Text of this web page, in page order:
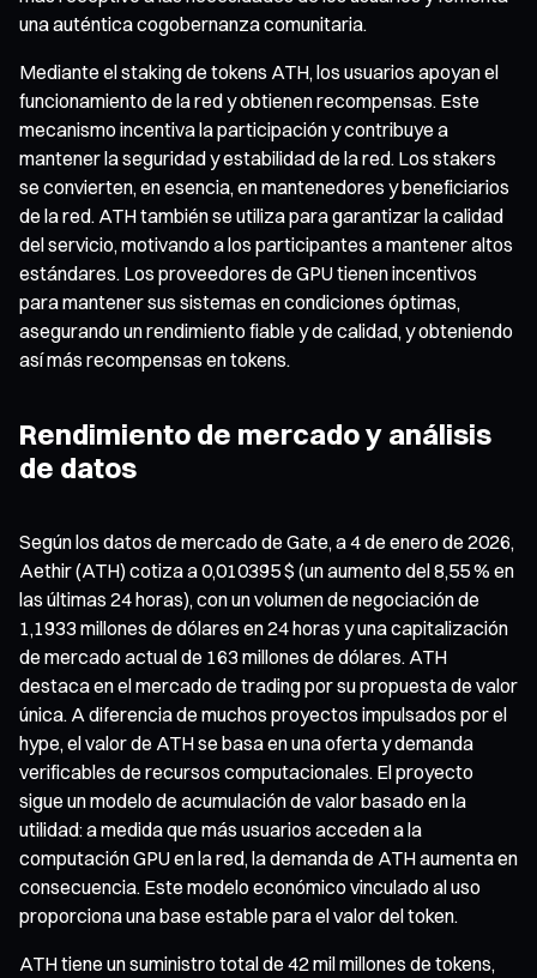
una auténtica cogobernanza comunitaria.
Mediante el staking de tokens ATH, los usuarios apoyan el
funcionamiento de la red y obtienen recompensas. Este
mecanismo incentiva la participación y contribuye a
mantener la seguridad y estabilidad de la red. Los stakers
se convierten, en esencia, en mantenedores y beneficiarios
de la red. ATH también se utiliza para garantizar la calidad
del servicio, motivando a los participantes a mantener altos
estándares. Los proveedores de GPU tienen incentivos
para mantener sus sistemas en condiciones óptimas,
asegurando un rendimiento fiable y de calidad, y obteniendo
así más recompensas en tokens.
Rendimiento de mercado y análisis
de datos
Según los datos de mercado de Gate, a 4 de enero de 2026,
Aethir (ATH) cotiza a 0,010395 $ (un aumento del 8,55 % en
las últimas 24 horas), con un volumen de negociación de
1,1933 millones de dólares en 24 horas y una capitalización
de mercado actual de 163 millones de dólares. ATH
destaca en el mercado de trading por su propuesta de valor
única. A diferencia de muchos proyectos impulsados por el
hype, el valor de ATH se basa en una oferta y demanda
verificables de recursos computacionales. El proyecto
sigue un modelo de acumulación de valor basado en la
utilidad: a medida que más usuarios acceden a la
computación GPU en la red, la demanda de ATH aumenta en
consecuencia. Este modelo económico vinculado al uso
proporciona una base estable para el valor del token.
ATH tiene un suministro total de 42 mil millones de tokens,